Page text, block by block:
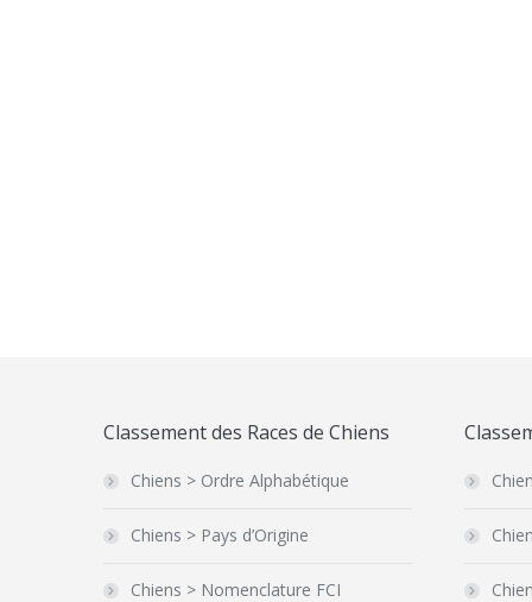
Classement des Races de Chiens
Chiens > Ordre Alphabétique
Chiens > Pays d’Origine
Chiens > Nomenclature FCI